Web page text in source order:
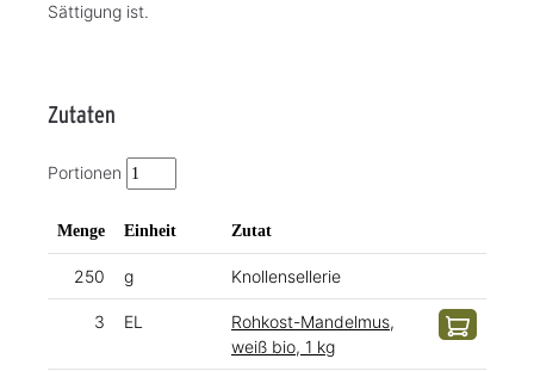
Sättigung ist.
Zutaten
Portionen
Menge Einheit Zutat
250 g Knollensellerie
3 EL
Rohkost-Mandelmus,
weiß bio, 1 kg